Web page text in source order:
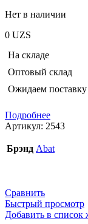
Нет в наличии
0 UZS
На складе
Оптовый склад
Ожидаем поставку
Подробнее
Артикул: 2543
Брэнд Abat
Сравнить
Быстрый просмотр
Добавить в список